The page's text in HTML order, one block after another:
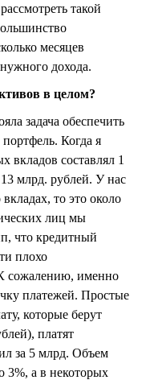
такой
месяцев
дохода.
в целом?
задача обеспечить
Когда я
вкладов составлял 1
млрд. рублей. У нас
то это около
лиц мы
что кредитный
плохо
сожалению, именно
платежей. Простые
которые берут
платят
за 5 млрд. Объем
3%, а в некоторых